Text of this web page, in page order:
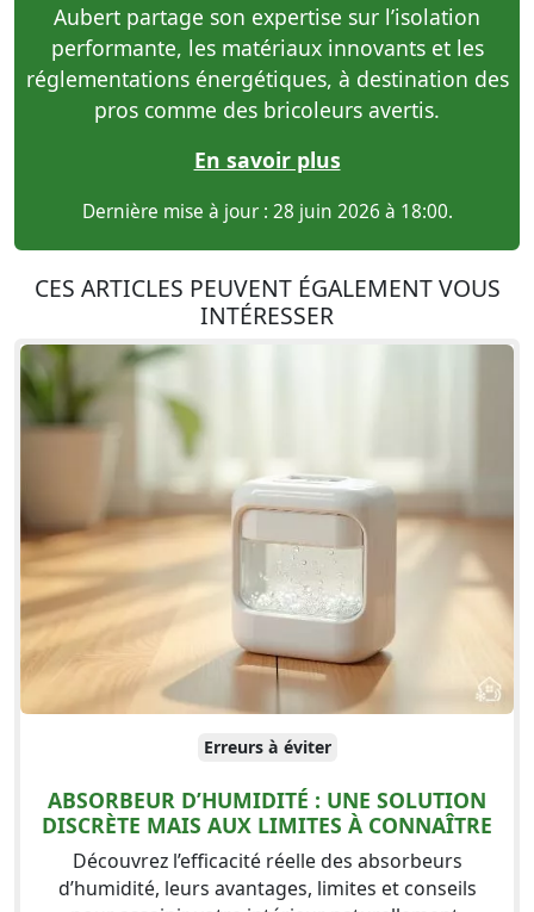
Aubert partage son expertise sur l’isolation
performante, les matériaux innovants et les
réglementations énergétiques, à destination des
pros comme des bricoleurs avertis.
En savoir plus
Dernière mise à jour : 28 juin 2026 à 18:00.
CES ARTICLES PEUVENT ÉGALEMENT VOUS
INTÉRESSER
Erreurs à éviter
ABSORBEUR D’HUMIDITÉ : UNE SOLUTION
DISCRÈTE MAIS AUX LIMITES À CONNAÎTRE
Découvrez l’efficacité réelle des absorbeurs
d’humidité, leurs avantages, limites et conseils